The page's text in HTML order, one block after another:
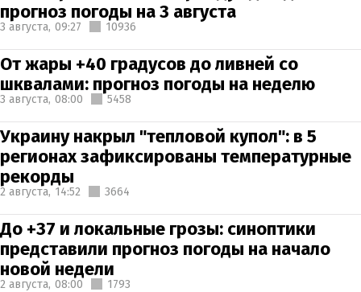
прогноз погоды на 3 августа
3 августа, 09:27 10936
От жары +40 градусов до ливней со
шквалами: прогноз погоды на неделю
3 августа, 08:00 5458
Украину накрыл "тепловой купол": в 5
регионах зафиксированы температурные
рекорды
2 августа, 14:52 3664
До +37 и локальные грозы: синоптики
представили прогноз погоды на начало
новой недели
2 августа, 08:00 1793